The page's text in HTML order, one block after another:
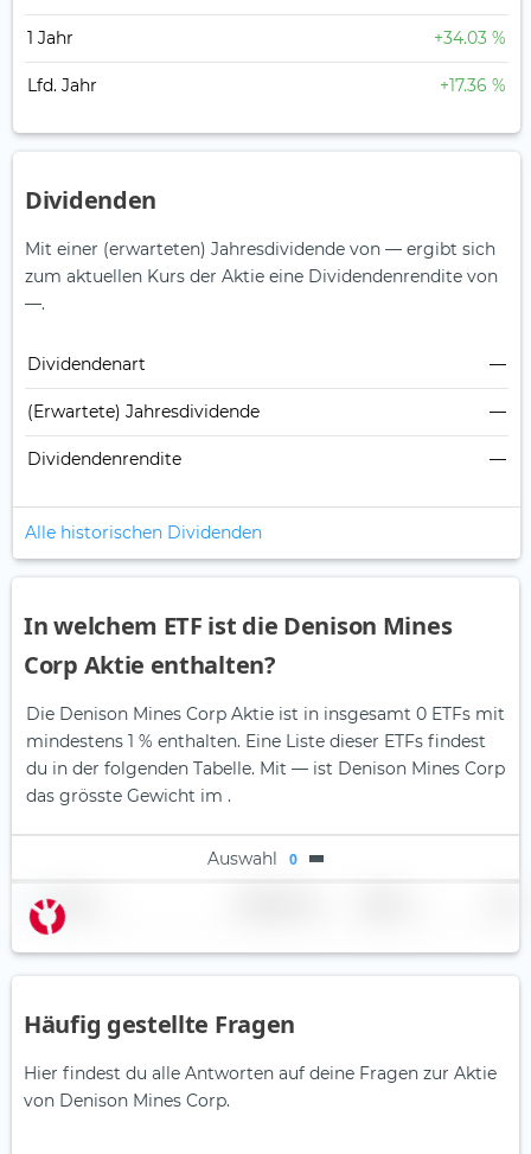
1 Jahr +34.03 %
Lfd. Jahr +17.36 %
Dividenden
Mit einer (erwarteten) Jahresdividende von — ergibt sich
zum aktuellen Kurs der Aktie eine Dividendenrendite von
—.
Dividendenart —
(Erwartete) Jahresdividende —
Dividendenrendite —
Alle historischen Dividenden
In welchem ETF ist die Denison Mines
Corp Aktie enthalten?
Die Denison Mines Corp Aktie ist in insgesamt 0 ETFs mit
mindestens 1 % enthalten. Eine Liste dieser ETFs findest
du in der folgenden Tabelle. Mit — ist Denison Mines Corp
das grösste Gewicht im .
Auswahl 0
Name
Häufig gestellte Fragen
Hier findest du alle Antworten auf deine Fragen zur Aktie
von Denison Mines Corp.